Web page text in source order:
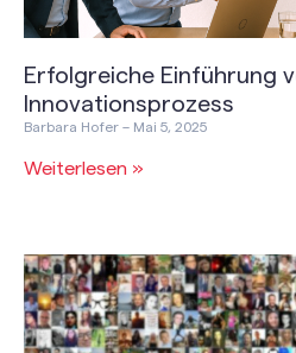
Erfolgreiche Einführung
Innovationsprozess
Barbara Hofer Mai 5, 2025
Weiterlesen »